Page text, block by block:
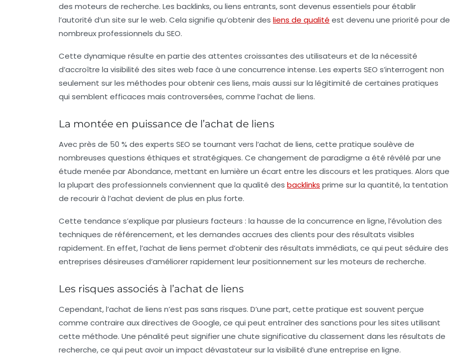
des moteurs de recherche. Les backlinks, ou liens entrants, sont devenus essentiels pour établir
l’autorité d’un site sur le web. Cela signifie qu’obtenir des liens de qualité est devenu une priorité pour de
nombreux professionnels du SEO.
Cette dynamique résulte en partie des attentes croissantes des utilisateurs et de la nécessité
d’accroître la visibilité des sites web face à une concurrence intense. Les experts SEO s’interrogent non
seulement sur les méthodes pour obtenir ces liens, mais aussi sur la légitimité de certaines pratiques
qui semblent efficaces mais controversées, comme l’achat de liens.
La montée en puissance de l’achat de liens
Avec près de 50 % des experts SEO se tournant vers l’achat de liens, cette pratique soulève de
nombreuses questions éthiques et stratégiques. Ce changement de paradigme a été révélé par une
étude menée par Abondance, mettant en lumière un écart entre les discours et les pratiques. Alors que
la plupart des professionnels conviennent que la qualité des backlinks prime sur la quantité, la tentation
de recourir à l’achat devient de plus en plus forte.
Cette tendance s’explique par plusieurs facteurs : la hausse de la concurrence en ligne, l’évolution des
techniques de référencement, et les demandes accrues des clients pour des résultats visibles
rapidement. En effet, l’achat de liens permet d’obtenir des résultats immédiats, ce qui peut séduire des
entreprises désireuses d’améliorer rapidement leur positionnement sur les moteurs de recherche.
Les risques associés à l’achat de liens
Cependant, l’achat de liens n’est pas sans risques. D’une part, cette pratique est souvent perçue
comme contraire auxdirectives de Google, ce qui peut entraîner des sanctions pour les sites utilisant
cette méthode. Une pénalité peut signifier une chute significative du classement dans les résultats de
recherche, ce qui peut avoir un impact dévastateur sur la visibilité d’une entreprise en ligne.